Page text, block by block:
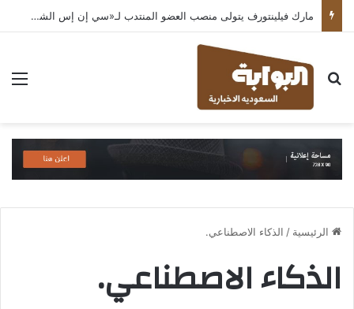
مارك فيلينتورف يتولى منصب العضو المنتدب لـ«سي إن إس الشرق الأوسط» ويشرف على شركات قطاع التكنولوجيا ضمن مجموعة غباش
بحث عن
الرئيسية / الذكاء الاصطناعي.
الذكاء الاصطناعي.